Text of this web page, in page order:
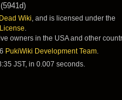
Wiki, and is licensed under the
.
owners in the USA and other
PukiWiki Development Team
JST , in 0.007 seconds.